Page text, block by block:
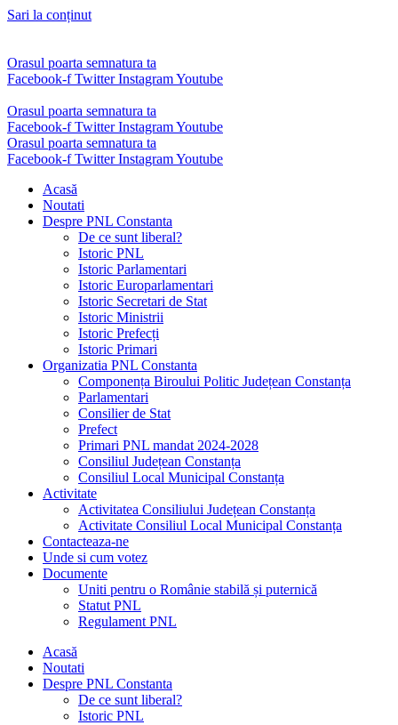
Sari la conținut
Orasul poarta semnatura ta
Facebook-f Twitter InstagramYoutube
Orasul poarta semnatura ta
Facebook-f Twitter InstagramYoutube
Orasul poarta semnatura ta
Facebook-f Twitter InstagramYoutube
Acasă
Noutati
Despre PNL Constanta
De ce sunt liberal?
Istoric PNL
Istoric Parlamentari
Istoric Europarlamentari
Istoric Secretari de Stat
Istoric Ministrii
Istoric Prefecți
Istoric Primari
Organizatia PNL Constanta
Componența Biroului Politic Județean Constanța
Parlamentari
Consilier de Stat
Prefect
Primari PNL mandat 2024-2028
Consiliul Județean Constanța
Consiliul Local Municipal Constanța
Activitate
Activitatea Consiliului Județean Constanța
Activitate Consiliul Local Municipal Constanța
Contacteaza-ne
Unde si cum votez
Documente
Uniti pentru o Românie stabilă și puternică
Statut PNL
Regulament PNL
Acasă
Noutati
Despre PNL Constanta
De ce sunt liberal?
Istoric PNL